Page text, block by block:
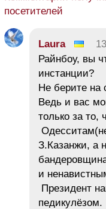
посетителей
Laura
Райнбоу, вы
инстанции?
Не берите на
Ведь и вас
только за то,
З.Казанжи, а
и
Президент
педикулёзом.